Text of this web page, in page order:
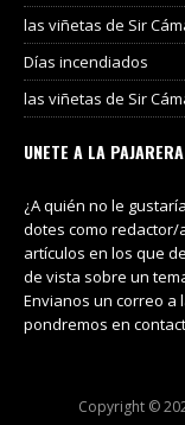
las viñetas de Sir
Días incendiados
las viñetas de Sir
UNETE A LA PAJARERA
¿A quién no le
dotes como redactor/
artículos en los que
de vista sobre un
Envianos un correo a
pondremos en
Copyright ©